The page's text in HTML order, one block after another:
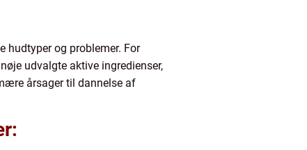
hudtyper og problemer. For
udvalgte aktive ingredienser,
årsager til dannelse af